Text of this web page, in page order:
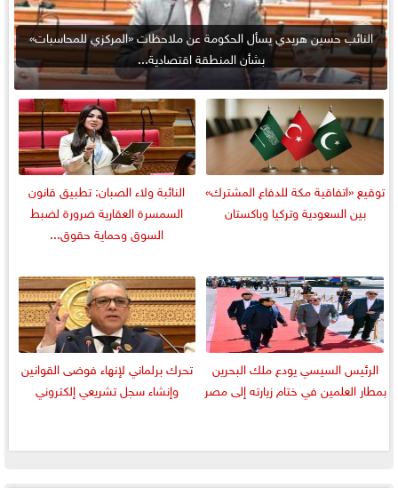
النائب حسين هريدي يسأل الحكومة عن ملاحظات «المركزي للمحاسبات»
بشأن المنطقة اقتصادية...
توقيع «اتفاقية مكة للدفاع المشترك»
بين السعودية وتركيا وباكستان
النائبة ولاء الصبان: تطبيق قانون
السمسرة العقارية ضرورة لضبط
السوق وحماية حقوق...
الرئيس السيسي يودع ملك البحرين
بمطار العلمين في ختام زيارته إلى مصر
تحرك برلماني لإنهاء فوضى القوانين
وإنشاء سجل تشريعي إلكتروني